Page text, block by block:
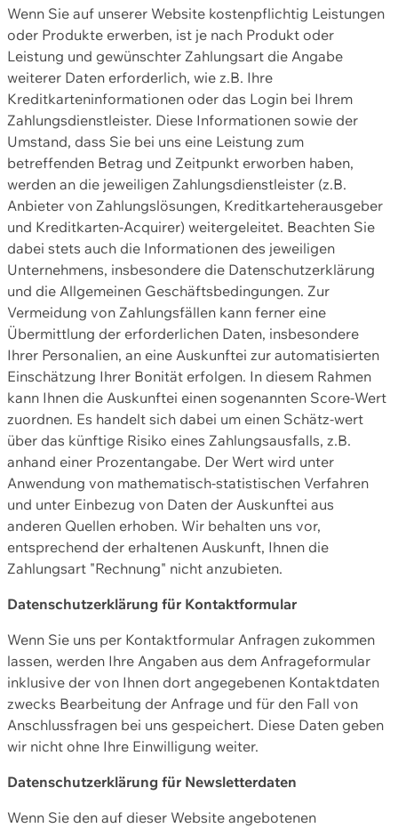
Wenn Sie auf unserer Website kostenpflichtig Leistungen
oder Produkte erwerben, ist je nach Produkt oder
Leistung und gewünschter Zahlungsart die Angabe
weiterer Daten erforderlich, wie z.B. Ihre
Kreditkarteninformationen oder das Login bei Ihrem
Zahlungsdienstleister. Diese Informationen sowie der
Umstand, dass Sie bei uns eine Leistung zum
betreffenden Betrag und Zeitpunkt erworben haben,
werden an die jeweiligen Zahlungsdienstleister (z.B.
Anbieter von Zahlungslösungen, Kreditkarteherausgeber
und Kreditkarten-Acquirer) weitergeleitet. Beachten Sie
dabei stets auch die Informationen des jeweiligen
Unternehmens, insbesondere die Datenschutzerklärung
und die Allgemeinen Geschäftsbedingungen. Zur
Vermeidung von Zahlungsfällen kann ferner eine
Übermittlung der erforderlichen Daten, insbesondere
Ihrer Personalien, an eine Auskunftei zur automatisierten
Einschätzung Ihrer Bonität erfolgen. In diesem Rahmen
kann Ihnen die Auskunftei einen sogenannten Score-Wert
zuordnen. Es handelt sich dabei um einen Schätz-wert
über das künftige Risiko eines Zahlungsausfalls, z.B.
anhand einer Prozentangabe. Der Wert wird unter
Anwendung von mathematisch-statistischen Verfahren
und unter Einbezug von Daten der Auskunftei aus
anderen Quellen erhoben. Wir behalten uns vor,
entsprechend der erhaltenen Auskunft, Ihnen die
Zahlungsart "Rechnung" nicht anzubieten.
Datenschutzerklärung für Kontaktformular
Wenn Sie uns per Kontaktformular Anfragen zukommen
lassen, werden Ihre Angaben aus dem Anfrageformular
inklusive der von Ihnen dort angegebenen Kontaktdaten
zwecks Bearbeitung der Anfrage und für den Fall von
Anschlussfragen bei uns gespeichert. Diese Daten geben
wir nicht ohne Ihre Einwilligung weiter.
Datenschutzerklärung für Newsletterdaten
Wenn Sie den auf dieser Website angebotenen